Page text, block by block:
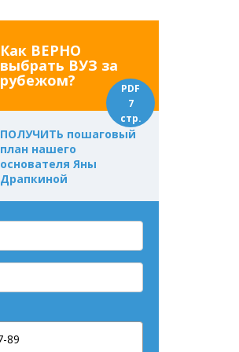
Как ВЕРНО
выбрать ВУЗ за
рубежом?
ПОЛУЧИТЬ пошаговый
план нашего
основателя Яны
Драпкиной
PDF
7
стр.